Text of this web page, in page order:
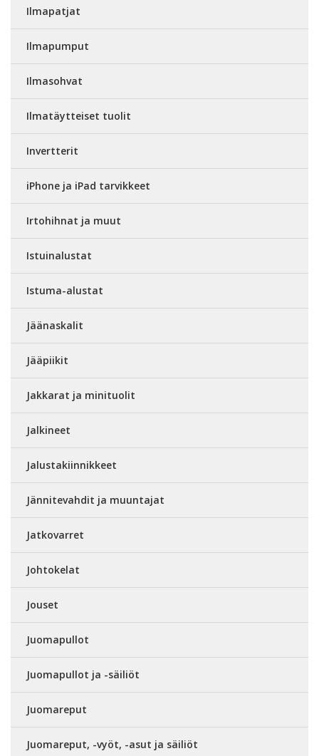
Ilmapatjat
Ilmapumput
Ilmasohvat
Ilmatäytteiset tuolit
Invertterit
iPhone ja iPad tarvikkeet
Irtohihnat ja muut
Istuinalustat
Istuma-alustat
Jäänaskalit
Jääpiikit
Jakkarat ja minituolit
Jalkineet
Jalustakiinnikkeet
Jännitevahdit ja muuntajat
Jatkovarret
Johtokelat
Jouset
Juomapullot
Juomapullot ja -säiliöt
Juomareput
Juomareput, -vyöt, -asut ja säiliöt